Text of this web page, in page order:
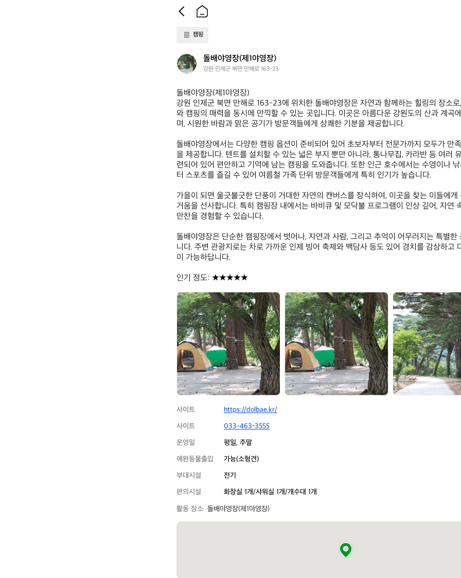
캠핑
돌
배
영
장
(제
1
야
장)
돌배야영장(제1야영장)
강원 인제군 북면 만해로 163-23
돌배야영장(제1야영장)
강원 인제군 북면 만해로 163-23에 위치한 돌배야영장은 자연과 함께하는 힐링의 장소
와 캠핑의 매력을 동시에 만끽할 수 있는 곳입니다. 이곳은 아름다운 강원도의 산과 계곡
며, 시원한 바람과 맑은 공기가 방문객들에게 상쾌한 기분을 제공합니다.
돌배야영장에서는 다양한 캠핑 옵션이 준비되어 있어 초보자부터 전문가까지 모두가 만
을 제공합니다. 텐트를 설치할 수 있는 넓은 부지 뿐만 아니라, 통나무집, 카라반 등 여러
련되어 있어 편안하고 기억에 남는 캠핑을 도와줍니다. 또한 인근 호수에서는 수영이나
터 스포츠를 즐길 수 있어 여름철 가족 단위 방문객들에게 특히 인기가 높습니다.
가을이 되면 울긋불긋한 단풍이 거대한 자연의 캔버스를 장식하여, 이곳을 찾는 이들에게
거움을 선사합니다. 특히 캠핑장 내에서는 바비큐 및 모닥불 프로그램이 인상 깊어, 자연
만찬을 경험할 수 있습니다.
돌배야영장은 단순한 캠핑장에서 벗어나, 자연과 사람, 그리고 추억이 어우러지는 특별한
니다. 주변 관광지로는 차로 가까운 인제 빙어 축제와 백담사 등도 있어 경치를 감상하고
이 가능하답니다.
인기 정도: ★★★★★
돌
배
야
영
장
(제
1
야
영
장)
돌
배
야
영
장
(제
1
야
영
장)
돌
배
야
영
장
(제
1
야
영
장)
사이트
https://dolbae.kr/
사이트
033-463-3555
운영일
평일, 주말
애완동물출입
가능(소형견)
부대시설
전기
편의시설
화장실 1개/샤워실 1개/개수대 1개
활동 장소 돌배야영장(제1야영장)